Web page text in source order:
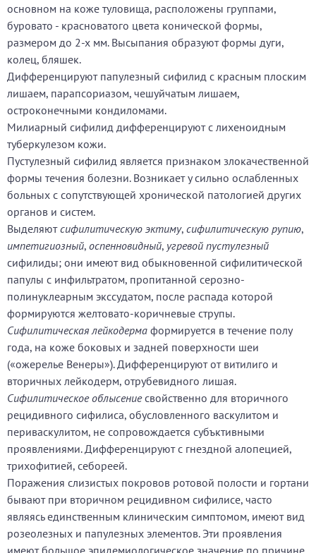
основном на коже туловища, расположены группами,
буровато - красноватого цвета конической формы,
размером до 2-х мм. Высыпания образуют формы дуги,
колец, бляшек.
Дифференцируют папулезный сифилид с красным плоским
лишаем, парапсориазом, чешуйчатым лишаем,
остроконечными кондиломами.
Милиарный сифилид дифференцируют с лихеноидным
туберкулезом кожи.
Пустулезный сифилид является признаком злокачественной
формы течения болезни. Возникает у сильно ослабленных
больных с сопутствующей хронической патологией других
органов и систем.
Выделяютсифилитическую эктиму, сифилитическую рупию,
импетигиозный, оспенновидный, угревой пустулезный
сифилиды; они имеют вид обыкновенной сифилитической
папулы с инфильтратом, пропитанной серозно-
полинуклеарным экссудатом, после распада которой
формируются желтовато-коричневые струпы.
Сифилитическая лейкодерма формируется в течение полу
года, на коже боковых и задней поверхности шеи
(«ожерелье Венеры»). Дифференцируют от витилиго и
вторичных лейкодерм, отрубевидного лишая.
Сифилитическое облысениесвойственно для вторичного
рецидивного сифилиса, обусловленного васкулитом и
периваскулитом, не сопровождается субъктивными
проявлениями. Дифференцируют с гнездной алопецией,
трихофитией, себореей.
Поражения слизистых покровов ротовой полости и гортани
бывают при вторичном рецидивном сифилисе, часто
являясь единственным клиническим симптомом, имеют вид
розеолезных и папулезных элементов. Эти проявления
имеют большое эпидемиологическое значение по причине